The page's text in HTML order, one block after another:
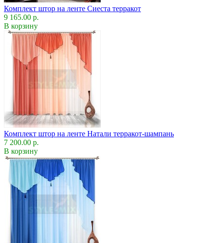
Комплект штор на ленте Сиеста терракот
9 165.00 р.
В корзину
Комплект штор на ленте Натали терракот-шампань
7 200.00 р.
В корзину